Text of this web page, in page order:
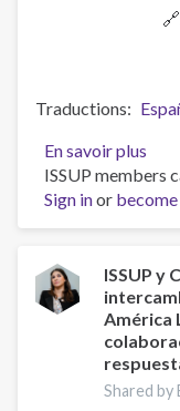
Traductions
En savoir plus
of
the
for
and
ISSUP members
Sign inor
ISSUP y
América
Shared by